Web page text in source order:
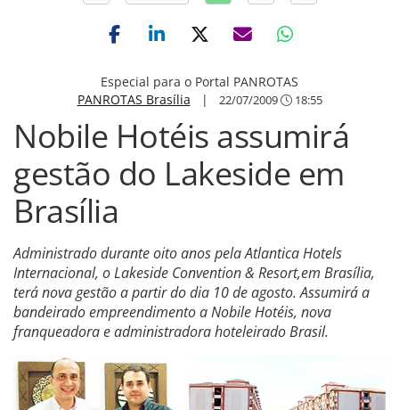
Especial para o Portal PANROTAS
PANROTAS Brasília | 22/07/2009 18:55
Nobile Hotéis assumirá
gestão do Lakeside em
Brasília
Administrado durante oito anos pela Atlantica Hotels
Internacional, o Lakeside Convention & Resort,em Brasília,
terá nova gestão a partir do dia 10 de agosto. Assumirá a
bandeirado empreendimento a Nobile Hotéis, nova
franqueadora e administradora hoteleirado Brasil.